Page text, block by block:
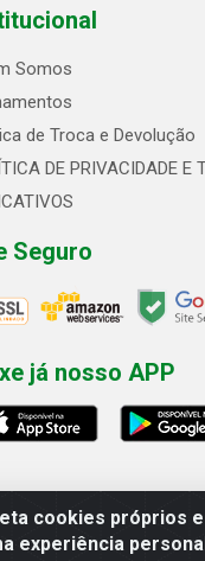
cookies próprios
experiência
Somos
de Troca e Devolução
DE PRIVACIDADE E
Seguro
já nosso APP